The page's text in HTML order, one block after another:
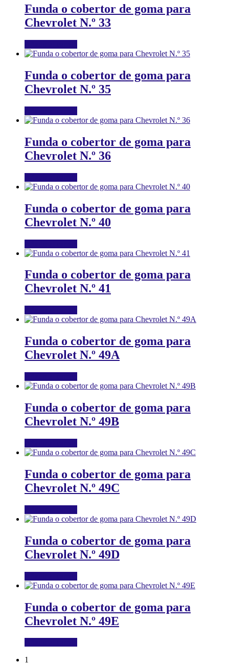
Funda o cobertor de goma para
Chevrolet N.º 33
Funda o cobertor de goma para
Chevrolet N.º 35
Funda o cobertor de goma para
Chevrolet N.º 36
Funda o cobertor de goma para
Chevrolet N.º 40
Funda o cobertor de goma para
Chevrolet N.º 41
Funda o cobertor de goma para
Chevrolet N.º 49A
Funda o cobertor de goma para
Chevrolet N.º 49B
Funda o cobertor de goma para
Chevrolet N.º 49C
Funda o cobertor de goma para
Chevrolet N.º 49D
Funda o cobertor de goma para
Chevrolet N.º 49E
1